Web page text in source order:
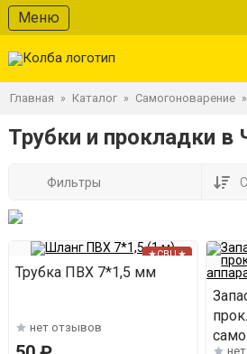
Меню
Главная » Каталог » Самогоноварение »
Трубки и прокладки в
Фильтры
★СВЦ★
Трубка ПВХ 7*1,5 мм
нет отзывов